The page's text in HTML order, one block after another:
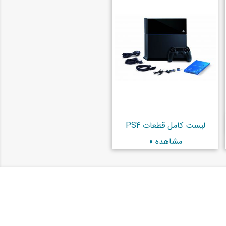
لیست کامل قطعات PS4
مشاهده »